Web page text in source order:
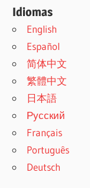
Idiomas
English
Español
简体中文
繁體中文
日本語
Русский
Français
Português
Deutsch